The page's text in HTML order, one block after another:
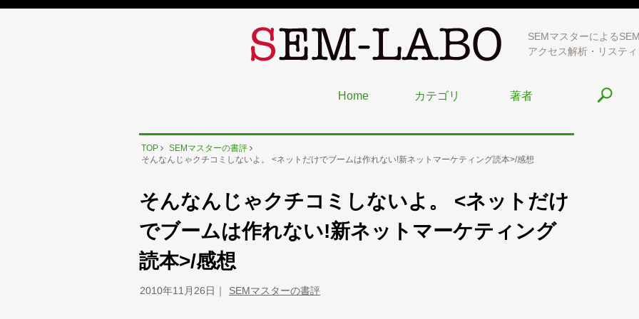
SEMマスターによる
アクセス解析・リステ
Home カテゴリ 著者
TOP
SEMマスターの書評
そんなんじゃクチコミしないよ。 <ネットだけでブームは作れない!新ネットマーケティング読本>/感想
そんなんじゃクチコミしないよ。 <ネットだけ
でブームは作れない!新ネットマーケティング
読本>/感想
2010年11月26日 SEMマスターの書評